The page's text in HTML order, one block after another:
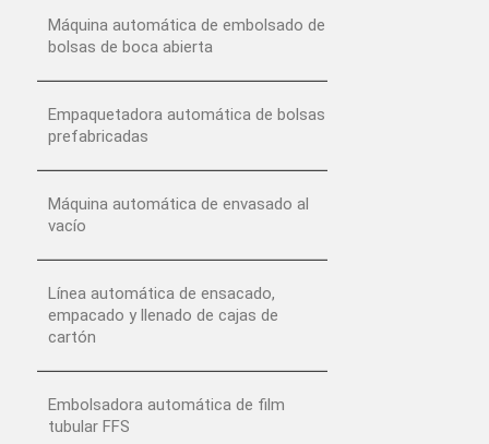
Máquina automática de embolsado de
bolsas de boca abierta
Empaquetadora automática de bolsas
prefabricadas
Máquina automática de envasado al
vacío
Línea automática de ensacado,
empacado y llenado de cajas de
cartón
Embolsadora automática de film
tubular FFS